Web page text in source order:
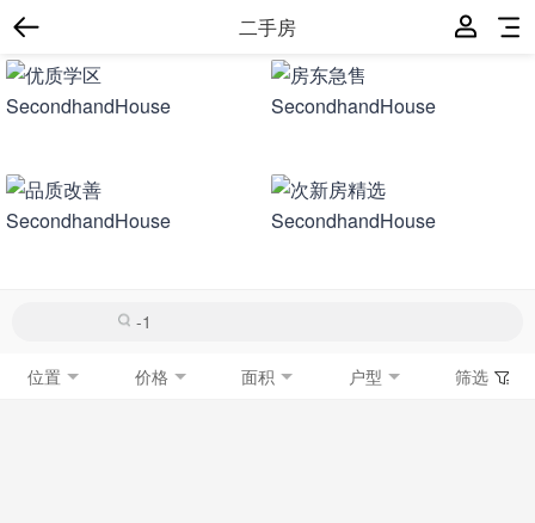
二手房
位置 价格 面积 户型 筛选